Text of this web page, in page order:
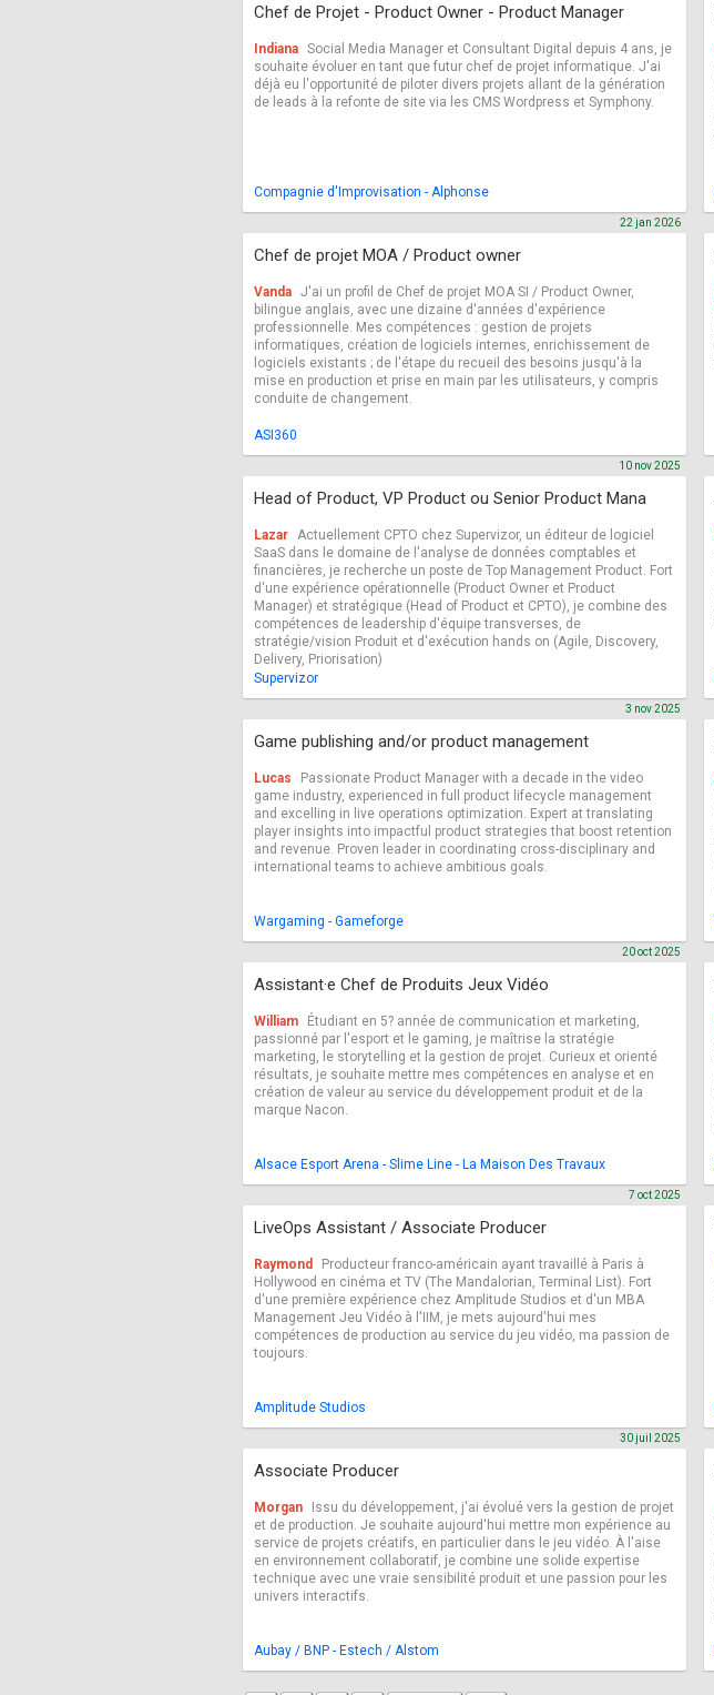
Chef de Projet - Product Owner - Product Manager
Indiana Social Media Manager et Consultant Digital depuis 4 ans, je
souhaite évoluer en tant que futur chef de projet informatique. J'ai
déjà eu l'opportunité de piloter divers projets allant de la génération
de leads à la refonte de site via les CMS Wordpress et Symphony.
Compagnie d'Improvisation - Alphonse
Chef de projet MOA / Product owner
22 jan 2026
Vanda J'ai un profil de Chef de projet MOA SI / Product Owner,
bilingue anglais, avec une dizaine d'années d'expérience
professionnelle. Mes compétences : gestion de projets
informatiques, création de logiciels internes, enrichissement de
logiciels existants ; de l'étape du recueil des besoins jusqu'à la
mise en production et prise en main par les utilisateurs, y compris
conduite de changement.
ASI360
Head of Product, VP Product ou Senior Product Mana
10 nov 2025
Lazar Actuellement CPTO chez Supervizor, un éditeur de logiciel
SaaS dans le domaine de l'analyse de données comptables et
financières, je recherche un poste de Top Management Product. Fort
d'une expérience opérationnelle (Product Owner et Product
Manager) et stratégique (Head of Product et CPTO), je combine des
compétences de leadership d'équipe transverses, de
stratégie/vision Produit et d'exécution hands on (Agile, Discovery,
Delivery, Priorisation)
Supervizor
Game publishing and/or product management
3 nov 2025
Lucas
Passionate Product Manager with a decade in the video
game industry, experienced in full product lifecycle management
and excelling in live operations optimization. Expert at translating
player insights into impactful product strategies that boost retention
and revenue. Proven leader in coordinating cross-disciplinary and
international teams to achieve ambitious goals.
Wargaming - Gameforge
Assistant·e Chef de Produits Jeux Vidéo
20 oct 2025
William
Étudiant en 5? année de communication et marketing,
passionné par l'esport et le gaming, je maîtrise la stratégie
marketing, le storytelling et la gestion de projet. Curieux et orienté
résultats, je souhaite mettre mes compétences en analyse et en
création de valeur au service du développement produit et de la
marque Nacon.
Alsace Esport Arena - Slime Line - La Maison Des Travaux
LiveOps Assistant / Associate Producer
7 oct 2025
Raymond
Producteur franco-américain ayant travaillé à Paris à
Hollywood en cinéma et TV (The Mandalorian, Terminal List). Fort
d'une première expérience chez Amplitude Studios et d'un MBA
Management Jeu Vidéo à l'IIM, je mets aujourd'hui mes
compétences de production au service du jeu vidéo, ma passion de
toujours.
Amplitude Studios
Associate Producer
30 juil 2025
Morgan
Issu du développement, j'ai évolué vers la gestion de projet
et de production. Je souhaite aujourd'hui mettre mon expérience au
service de projets créatifs, en particulier dans le jeu vidéo. À l'aise
en environnement collaboratif, je combine une solide expertise
technique avec une vraie sensibilité produit et une passion pour les
univers interactifs.
Aubay / BNP - Estech / Alstom